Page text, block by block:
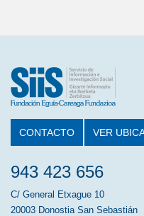
CONTACTO VER
943 423 656
C/ General Etxague 10
20003 Donostia San Sebastián